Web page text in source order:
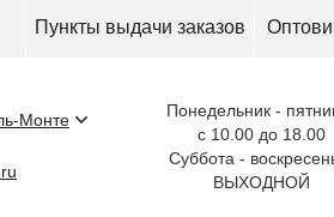
Пункты выдачи заказов
Монте
Понедельник -
с 10.00 до 18.00
Суббота -
ВЫХОДНОЙ